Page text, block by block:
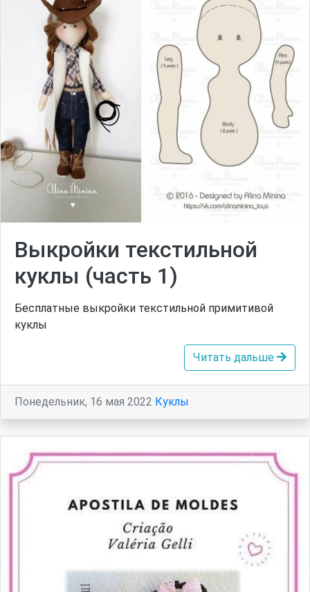
Выкройки текстильной
куклы (часть 1)
Бесплатные выкройки текстильной примитивой
куклы
Читать дальше
Понедельник, 16 мая 2022 Куклы